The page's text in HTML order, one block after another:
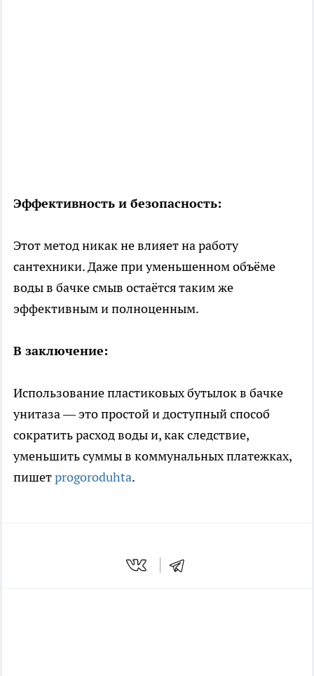
Эффективность и безопасность:
Этот метод никак не влияет на работу
сантехники. Даже при уменьшенном объёме
воды в бачке смыв остаётся таким же
эффективным и полноценным.
В заключение:
Использование пластиковых бутылок в бачке
унитаза — это простой и доступный способ
сократить расход воды и, как следствие,
уменьшить суммы в коммунальных платежках,
пишетprogoroduhta.